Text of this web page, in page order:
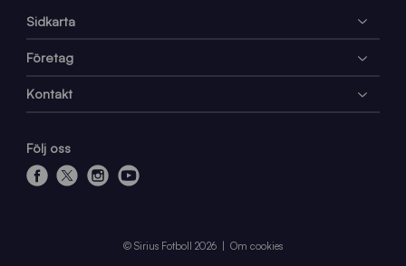
Sidkarta
Företag
Kontakt
Följ oss
f
x
i
y
t
© Sirius Fotboll 2026 Om cookies